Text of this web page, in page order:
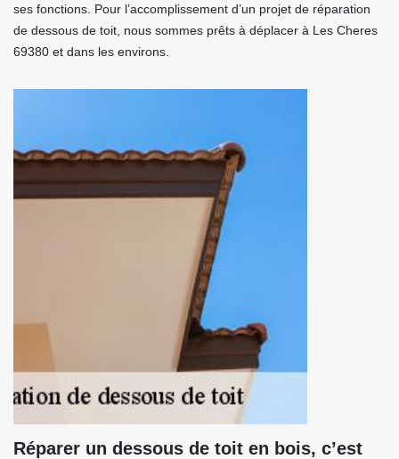
ses fonctions. Pour l’accomplissement d’un projet de réparation
de dessous de toit, nous sommes prêts à déplacer à Les Cheres
69380 et dans les environs.
Réparer un dessous de toit en bois, c’est